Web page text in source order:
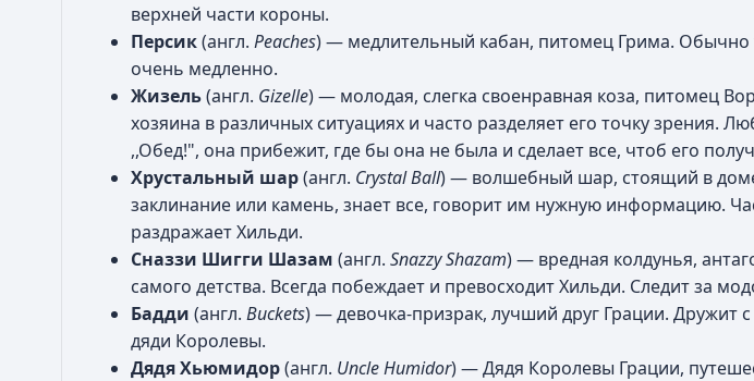
верхней части короны.
Персик(англ. Peaches) — медлительный кабан, питомец Грима. Обычно
очень медленно.
Жизель(англ. Gizelle) — молодая, слегка своенравная коза, питомец
хозяина в различных ситуациях и часто разделяет его точку зрения.
,,Обед!", она прибежит, где бы она не была и сделает все, чтоб его
Хрустальный шар(англ. Crystal Ball) — волшебный шар, стоящий в
заклинание или камень, знает все, говорит им нужную информацию.
раздражает Хильди.
Сназзи Шигги Шазам (англ. Snazzy Shazam) — вредная колдунья,
самого детства. Всегда побеждает и превосходит Хильди. Следит за
Бадди (англ. Buckets) — девочка-призрак, лучший друг Грации. Дружит
дяди Королевы.
Дядя Хьюмидор(англ. Uncle Humidor) — Дядя Королевы Грации,